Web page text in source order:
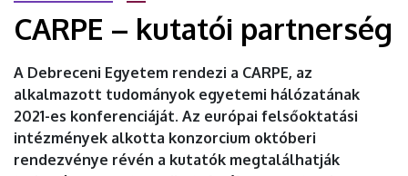
CARPE – kutatói partnerség
A Debreceni Egyetem rendezi a CARPE, az
alkalmazott tudományok egyetemi hálózatának
2021-es konferenciáját. Az európai felsőoktatási
intézmények alkotta konzorcium októberi
rendezvénye révén a kutatók megtalálhatják